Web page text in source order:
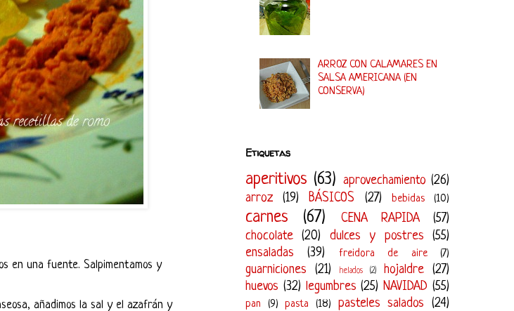
en una fuente. Salpimentamos y
añadimos la sal y el azafrán y
ARROZ CON CALAMARES EN
SALSA AMERICANA (EN
CONSERVA)
Etiquetas
aperitivos (63) aprovechamiento (26)
arroz
(19) BÁSICOS (27) bebidas (10)
carnes (67) CENA RAPIDA
(57)
chocolate
(20) dulces y postres
(55)
ensaladas
(39) freidora de aire (7)
guarniciones (21) helados (2) hojaldre
(27)
huevos (32) legumbres (25) NAVIDAD (55)
pan (9) pasta (18) pasteles salados
(24)